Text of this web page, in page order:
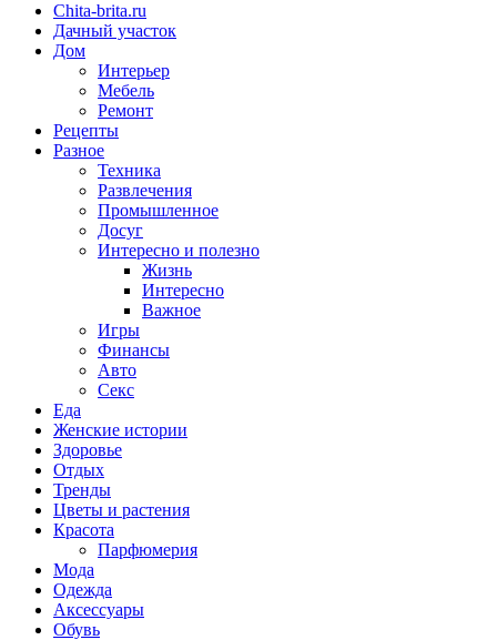
Chita-brita.ru
Дачный участок
Дом
Интерьер
Мебель
Ремонт
Рецепты
Разное
Техника
Развлечения
Промышленное
Досуг
Интересно и полезно
Жизнь
Интересно
Важное
Игры
Финансы
Авто
Секс
Еда
Женские истории
Здоровье
Отдых
Тренды
Цветы и растения
Красота
Парфюмерия
Мода
Одежда
Аксессуары
Обувь